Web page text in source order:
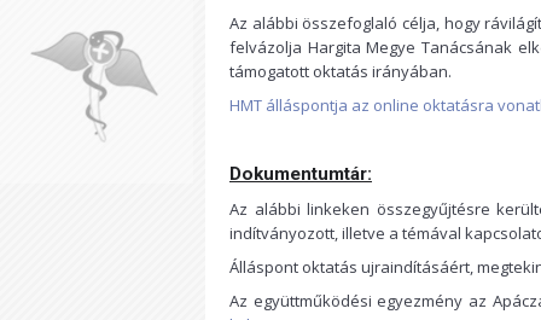
Az alábbi összefoglaló célja, hogy
felvázolja Hargita Megye Tanácsának
támogatott oktatás irányában.
HMT álláspontja az online oktatásra
Dokumentumtár:
Az alábbi linkeken összegyűjtésre
indítványozott, illetve a témával
Álláspont oktatás ujraindításáért,
Az együttműködési egyezmény az